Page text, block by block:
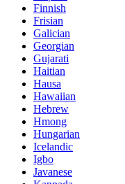
Finnish
Frisian
Galician
Georgian
Gujarati
Haitian
Hausa
Hawaiian
Hebrew
Hmong
Hungarian
Icelandic
Igbo
Javanese